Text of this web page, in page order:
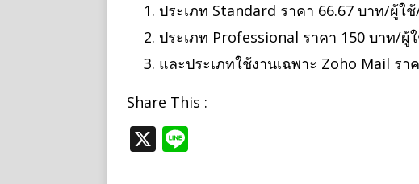
ประเภท Standard ราคา 66.67 บาท/ผู้ใ
ประเภท Professional ราคา 150 บาท/ผู้
และประเภทใช้งานเฉพาะ Zoho Mail ร
Share This :
X